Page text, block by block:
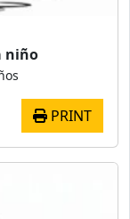
niño
PRINT